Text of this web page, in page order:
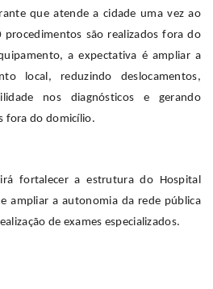
que atende a cidade uma vez ao
são realizados fora do
a expectativa é ampliar a
local, reduzindo deslocamentos,
nos diagnósticos e gerando
fora do domicílio.
fortalecer a estrutura do Hospital
ampliar a autonomia da rede pública
de exames especializados.